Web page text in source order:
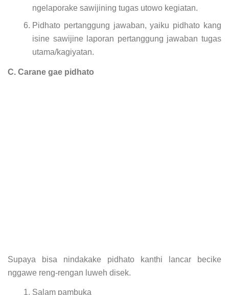
ngelaporake sawijining tugas utowo kegiatan.
Pidhato pertanggung jawaban, yaiku pidhato kang
isine sawijine laporan pertanggung jawaban tugas
utama/kagiyatan.
C. Carane gae pidhato
Supaya bisa nindakake pidhato kanthi lancar becike
nggawe reng-rengan luweh disek.
Salam pambuka